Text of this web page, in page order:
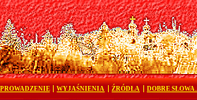
WYJAŚNIENIA ŹRÓDŁA DOBRE